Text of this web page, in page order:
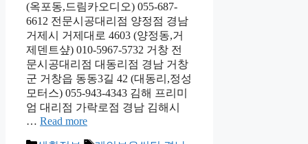
(옥포동,드림카오디오) 055-687-
6612 전문시공대리점 양정점 경남
거제시 거제대로 4603 (양정동,거
제덴트샾) 010-5967-5732 거창 전
문시공대리점 대동리점 경남 거창
군 거창읍 동동3길 42 (대동리,정성
모터스) 055-943-4343 김해 프리미
엄 대리점 가락로점 경남 김해시
… Read more